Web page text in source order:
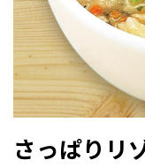
さっぱりリ